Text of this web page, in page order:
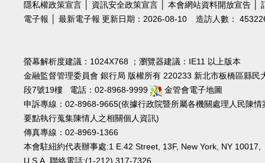
隱私權政策宣言 資訊安全政策宣言 本會網站資料開放宣告
電子報
最新電子報 造訪人數：
更新日期：2026-08-10
螢幕解析度建議：1024X768 ；瀏覽器建議：IE11 以上版本
金融監督管理委員會 銀行局 版權所有 220233 新北市板橋區縣民
段7號19樓 電話：02-8968-9999
金管會電子地圖
申訴專線：02-8968-9665(依據行政院暨所屬各機關處理人民陳情
要點執行蒐集陳情人之相關個人資訊)
傳真專線：02-8969-1366
本會駐紐約代表辦事處:1 E.42 Street, 13F, New York, NY 10017,
U.S.A. 聯絡電話:(1-212) 317-7326